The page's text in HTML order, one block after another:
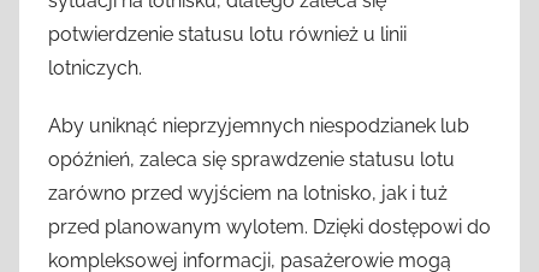
potwierdzenie statusu lotu również u linii
lotniczych.
Aby uniknąć nieprzyjemnych niespodzianek lub
opóźnień, zaleca się sprawdzenie statusu lotu
zarówno przed wyjściem na lotnisko, jak i tuż
przed planowanym wylotem. Dzięki dostępowi do
kompleksowej informacji, pasażerowie mogą